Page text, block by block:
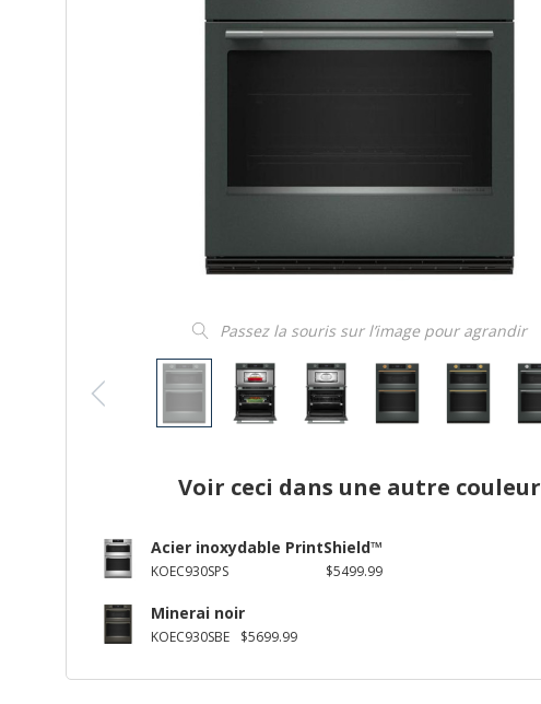
Passez la souris sur l’image pour agrandir
Voir ceci dans une autre couleur
Acier inoxydable PrintShield™
KOEC930SPS $5499.99
Minerai noir
KOEC930SBE $5699.99